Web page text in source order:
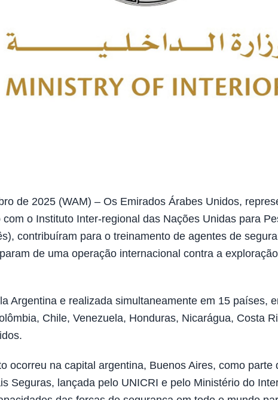
de 2025 (WAM) – Os Emirados Árabes Unidos,
o Instituto Inter-regional das Nações Unidas para
contribuíram para o treinamento de agentes de
de uma operação internacional contra a
Argentina e realizada simultaneamente em 15 países,
Chile, Venezuela, Honduras, Nicarágua, Costa
ocorreu na capital argentina, Buenos Aires, como parte
Seguras, lançada pelo UNICRI e pelo Ministério do